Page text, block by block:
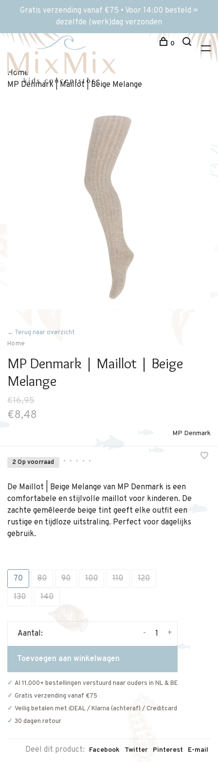
Gratis verzending vanaf €75 • Voor 14:00 besteld =
dezelfde (werk)dag verzonden
0
Home
MP Denmark | Maillot | Beige Melange
← Terug naar overzicht
Home
MP Denmark | Maillot | Beige
Melange
€16,95
€8,48
MP Denmark
2 Op voorraad • • • • •
De Maillot | Beige Melange van MP Denmark is een
comfortabele en stijlvolle maillot voor kinderen. De
zachte gemêleerde beige tint geeft elke outfit een
rustige en tijdloze uitstraling. Perfect voor dagelijks
gebruik.
70 80 90 100 110
120
130
140
Aantal: +
-
Toevoegen aan winkelwagen
Al 11.000+ bestellingen verstuurd naar ouders in NL & BE
Gratis verzending vanaf €75
Veilig betalen met iDEAL / Klarna (achteraf) / Creditcard
30 dagen retour
Deel dit product: Facebook Twitter Pinterest E-mail